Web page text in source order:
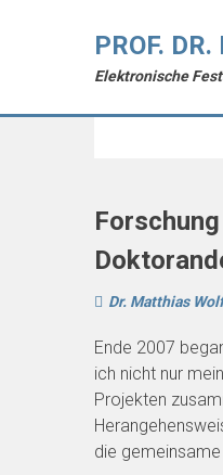
PROF.
Elektronische
Autor:
Dr. Matthias
Ende 2007
ich nicht nur
Projekten
die